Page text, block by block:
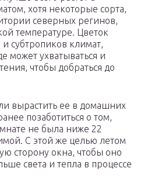
хотя некоторые сорта,
северных регинов,
температуре. Цветок
субтропиков климат,
может ухватываться и
чтобы добраться до
вырастить ее в домашних
позаботиться о том,
не была ниже 22
С этой же целью летом
сторону окна, чтобы оно
света и тепла в процессе